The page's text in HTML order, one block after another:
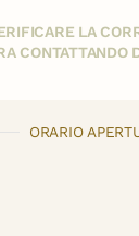
LA
CONTATTANDO
ORARIO